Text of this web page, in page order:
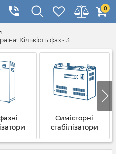
0
Кількість фаз - 3
Симісторні
стабілізатори